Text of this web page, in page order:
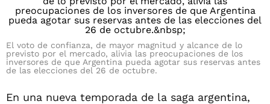
El voto de confianza, de mayor magnitud y alcance de lo
previsto por el mercado, alivia las preocupaciones de los
inversores de que Argentina pueda agotar sus reservas antes
de las elecciones del 26 de octubre.
En una nueva temporada de la saga argentina,